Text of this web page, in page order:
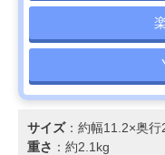
サイズ：約幅11.2×奥
重さ ：約2.1kg